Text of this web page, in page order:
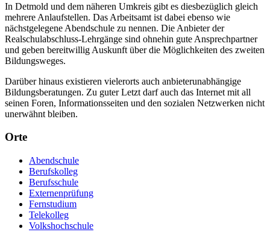
In Detmold und dem näheren Umkreis gibt es diesbezüglich gleich
mehrere Anlaufstellen. Das Arbeitsamt ist dabei ebenso wie
nächstgelegene Abendschule zu nennen. Die Anbieter der
Realschulabschluss-Lehrgänge sind ohnehin gute Ansprechpartner
und geben bereitwillig Auskunft über die Möglichkeiten des zweiten
Bildungsweges.
Darüber hinaus existieren vielerorts auch anbieterunabhängige
Bildungsberatungen. Zu guter Letzt darf auch das Internet mit all
seinen Foren, Informationsseiten und den sozialen Netzwerken nicht
unerwähnt bleiben.
Orte
Abendschule
Berufskolleg
Berufsschule
Externenprüfung
Fernstudium
Telekolleg
Volkshochschule